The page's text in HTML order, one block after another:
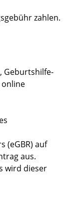
zahlen.
Geburtshilfe-
(eGBR) auf
aus.
wird dieser